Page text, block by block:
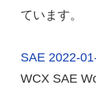
ています。
SAE 2022-
WCX SAE